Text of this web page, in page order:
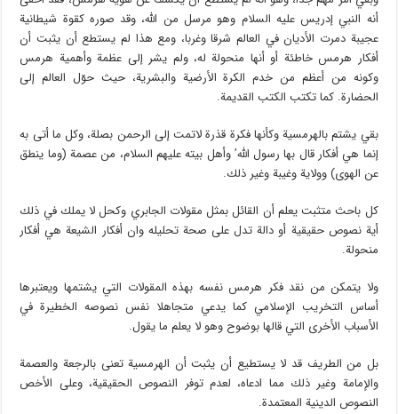
أنه النبي إدريس عليه السلام وهو مرسل من الله، وقد صوره كقوة شيطانية
عجيبة دمرت الأديان في العالم شرقا وغربا، ومع هذا لم يستطع أن يثبت أن
أفكار هرمس خاطئة أو أنها منحولة له، ولم يشر إلى عظمة وأهمية هرمس
وكونه من أعظم من خدم الكرة الأرضية والبشرية، حيث حوّل العالم إلى
الحضارة. كما تكتب الكتب القديمة.
بقي يشتم بالهرمسية وكأنها فكرة قذرة لاتمت إلى الرحمن بصلة، وكل ما أتى به
إنما هي أفكار قال بها رسول الله’ وأهل بيته عليهم السلام، من عصمة (وما ينطق
عن الهوى) وولاية وغيبة وغير ذلك.
كل باحث متثبت يعلم أن القائل بمثل مقولات الجابري وكحل لا يملك في ذلك
أية نصوص حقيقية أو دالة تدل على صحة تحليله وان أفكار الشيعة هي أفكار
منحولة.
ولا يتمكن من نقد فكر هرمس نفسه بهذه المقولات التي يشتمها ويعتبرها
أساس التخريب الإسلامي كما يدعي متجاهلا نفس نصوصه الخطيرة في
الأسباب الأخرى التي قالها بوضوح وهو لا يعلم ما يقول.
بل من الطريف قد لا يستطيع أن يثبت أن الهرمسية تعنى بالرجعة والعصمة
والإمامة وغير ذلك مما ادعاه، لعدم توفر النصوص الحقيقية، وعلى الأخص
النصوص الدينية المعتمدة.